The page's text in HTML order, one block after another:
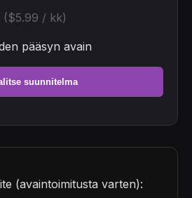
($5.99 / kk)
pääsyn avain
suunnitelma
(avaintoimitusta varten):